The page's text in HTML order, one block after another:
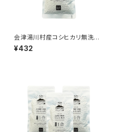
会津湯川村産コシヒカリ無洗米
1合 単品 メスティン用
¥432